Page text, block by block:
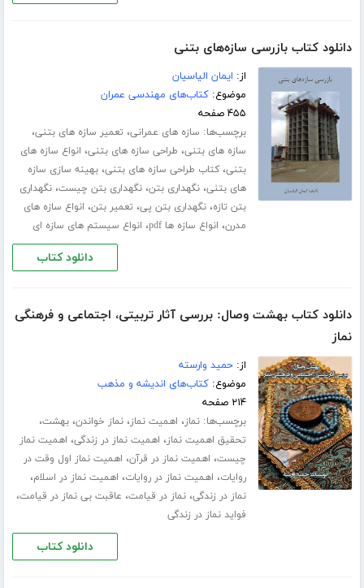
دانلود کتاب بازرسی سازه‌های بتنی
از: ایمان الیاسیان
موضوع:کتاب‌های مهندسی عمران
۴۵۵ صفحه
برچسب‌ها: سازه های عمرانی، تعمیر سازه های بتنی،
سازه های بتنی، طراحی سازه های بتنی، انواع سازه های
بتنی،کتاب طراحی سازه های بتنی،بهینه سازی سازه
های بتنی،نگهداری بتن،نگهداری بتن چیست،نگهداری
بتن تازه،نگهداری بتن پی، تعمیر بتن، انواع سازه های
مدرن، انواع سازه ها pdf ، انواع سیستم های سازه ای
دانلود کتاب
دانلود کتاب بهشت وصال: بررسی آثار تربیتی، اجتماعی و فرهنگی
نماز
از:حمید وارسته
موضوع:کتاب‌های اندیشه و مذهب
۲۱۴ صفحه
برچسب‌ها:نماز، اهمیت نماز،نماز خواندن،بهشت،
تحقیق اهمیت نماز، اهمیت نماز در زندگی، اهمیت نماز
چیست، اهمیت نماز در قرآن، اهمیت نماز اول وقت در
روایات، اهمیت نماز در روایات، اهمیت نماز در اسلام،
نماز در زندگی،نماز در قیامت، عاقبت بی نماز در قیامت،
فواید نماز در زندگی
دانلود کتاب